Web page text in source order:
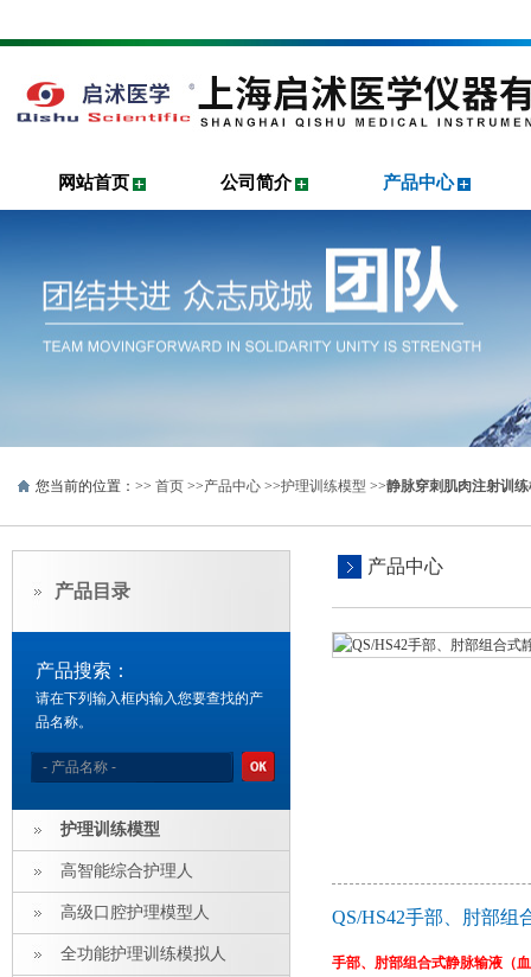
网站首页 公司简介 产品中心
您当前的位置：>> 首页 >>产品中心 >>护理训练模型 >>静脉穿刺肌肉注射训
产品中心
QS/HS42手部、肘部
手部、肘部组合式静脉输液（
产品目录
产品搜索：
请在下列输入框内输入您要查找的产
品名称。
护理训练模型
高智能综合护理人
高级口腔护理模型人
全功能护理训练模拟人